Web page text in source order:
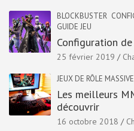
BLOCKBUSTER
GUIDE JEU
Configuration
25 février 2019
JEUX DE RÔLE
Les meilleurs
découvrir
16 octobre 2018